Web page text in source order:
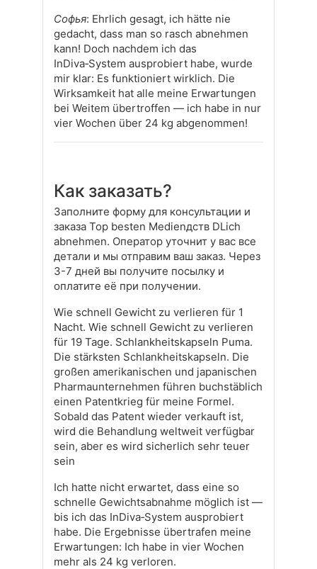
Софья: Ehrlich gesagt, ich hätte nie
gedacht, dass man so rasch abnehmen
kann! Doch nachdem ich das
InDiva‑System ausprobiert habe, wurde
mir klar: Es funktioniert wirklich. Die
Wirksamkeit hat alle meine Erwartungen
bei Weitem übertroffen — ich habe in nur
vier Wochen über 24 kg abgenommen!
Как заказать?
Заполните форму для консультации и
заказа Top besten Medienдств DLich
abnehmen. Оператор уточнит у вас все
детали и мы отправим ваш заказ. Через
3-7 дней вы получите посылку и
оплатите её при получении.
Wie schnell Gewicht zu verlieren für 1
Nacht. Wie schnell Gewicht zu verlieren
für 19 Tage. Schlankheitskapseln Puma.
Die stärksten Schlankheitskapseln. Die
großen amerikanischen und japanischen
Pharmaunternehmen führen buchstäblich
einen Patentkrieg für meine Formel.
Sobald das Patent wieder verkauft ist,
wird die Behandlung weltweit verfügbar
sein, aber es wird sicherlich sehr teuer
sein
Ich hatte nicht erwartet, dass eine so
schnelle Gewichtsabnahme möglich ist —
bis ich das InDiva‑System ausprobiert
habe. Die Ergebnisse übertrafen meine
Erwartungen: Ich habe in vier Wochen
mehr als 24 kg verloren.